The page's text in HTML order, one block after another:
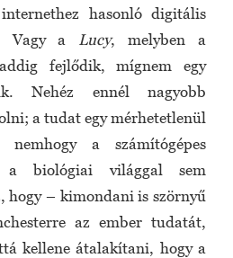
hasonló digitális
Vagy a Lucy, melyben a
fejlődik, mígnem egy
Nehéz ennél nagyobb
a tudat egy mérhetetlenül
nemhogy a számítógépes
biológiai világgal sem
hogy – kimondani is szörnyű
az ember tudatát,
kellene átalakítani, hogy a